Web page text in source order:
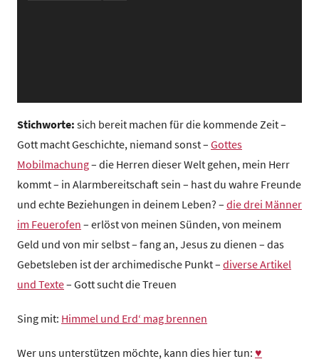
u
m
Stichworte: sich bereit machen für die kommende Zeit –
Gott macht Geschichte, niemand sonst – Gottes
Mobilmachung– die Herren dieser Welt gehen, mein Herr
kommt – in Alarmbereitschaft sein – hast du wahre Freunde
und echte Beziehungen in deinem Leben? – die drei Männer
im Feuerofen – erlöst von meinen Sünden, von meinem
Geld und von mir selbst – fang an, Jesus zu dienen – das
Gebetsleben ist der archimedische Punkt – diverse Artikel
und Texte– Gott sucht die Treuen
Sing mit: Himmel und Erd‘ mag brennen
Wer uns unterstützen möchte, kann dies hier tun: ♥